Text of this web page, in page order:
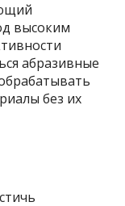
высоким
абразивные
без их